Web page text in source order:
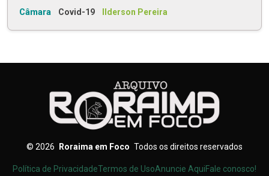
Câmara Covid-19 Ilderson Pereira
© 2026 Roraima em Foco Todos os direitos reservados
Política de PrivacidadeTermos de UsoAnuncie AquiFale conosco!